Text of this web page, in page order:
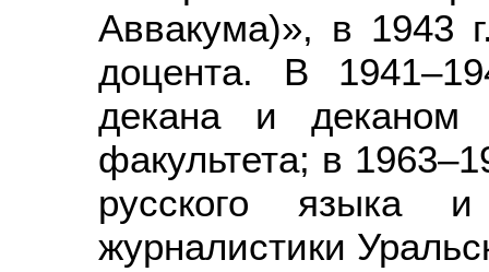
Аввакума)», в 1943
доцента. В
декана и деканом
факультета; в
русского языка и
журналистики